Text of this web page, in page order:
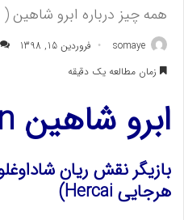
همه چیز درباره ابرو شاهین (
somaye فروردین 15, 1398
زمان مطالعه یک دقیقه
ابرو شاهین
بازیگر نقش ریان
هرجایی Hercai)